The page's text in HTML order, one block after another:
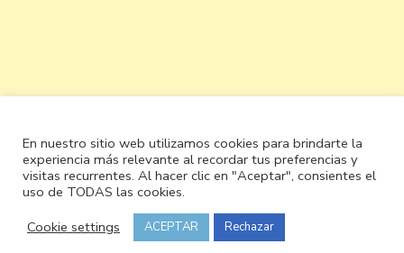
En nuestro sitio web utilizamos cookies para brindarte la
experiencia más relevante al recordar tus preferencias y
visitas recurrentes. Al hacer clic en "Aceptar", consientes el
uso de TODAS las cookies.
Cookie settings
ACEPTAR Rechazar